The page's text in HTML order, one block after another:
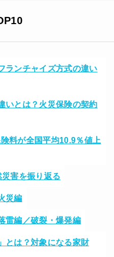
ランチャイズ方式の違い
いとは？火災保険の契約
料が全国平均10.9％値上
害を振り返る
災編
雷編／破裂・爆発編
とは？対象になる家財